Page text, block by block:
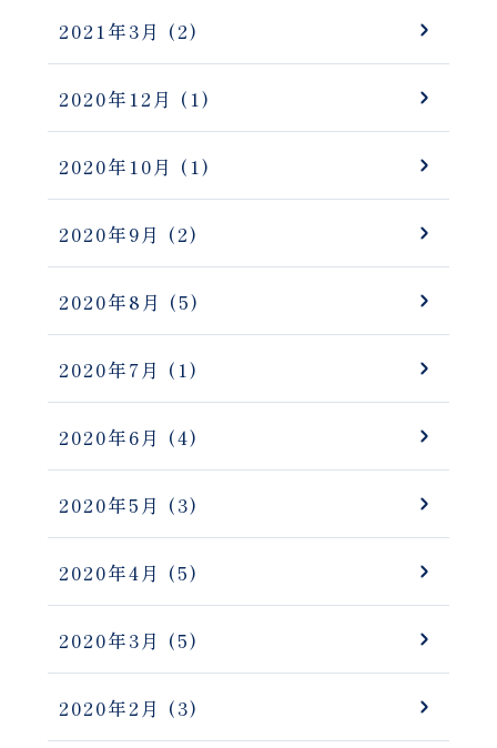
2021年3月 (2)
2020年12月 (1)
2020年10月 (1)
2020年9月 (2)
2020年8月 (5)
2020年7月 (1)
2020年6月 (4)
2020年5月 (3)
2020年4月 (5)
2020年3月 (5)
2020年2月 (3)